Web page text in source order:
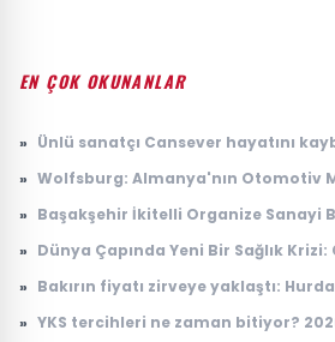
EN ÇOK OKUNANLAR
» Ünlü sanatçı Cansever hayatını
» Wolfsburg: Almanya'nın Otomotiv
» Başakşehir İkitelli Organize Sanayi
» Dünya Çapında Yeni Bir Sağlık Krizi:
» Bakırın fiyatı zirveye yaklaştı:
» YKS tercihleri ne zaman bitiyor?